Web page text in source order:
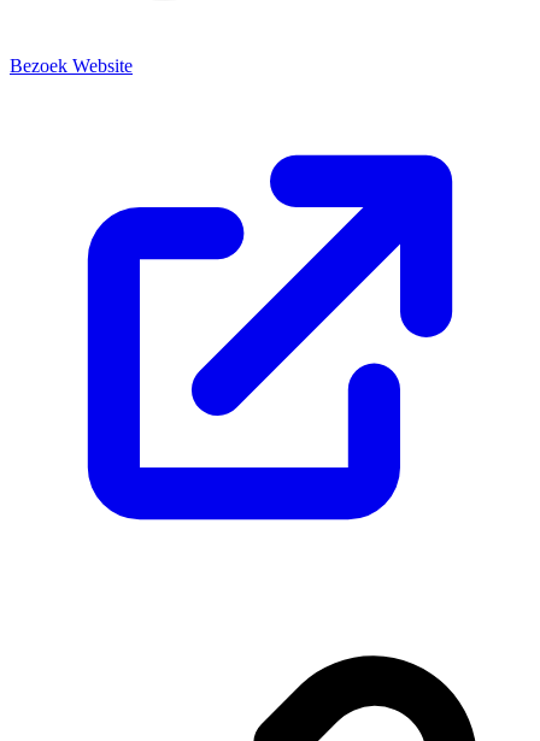
Bezoek Website